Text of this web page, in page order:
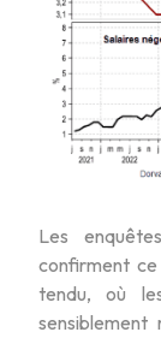
Les
confirment ce
tendu, où